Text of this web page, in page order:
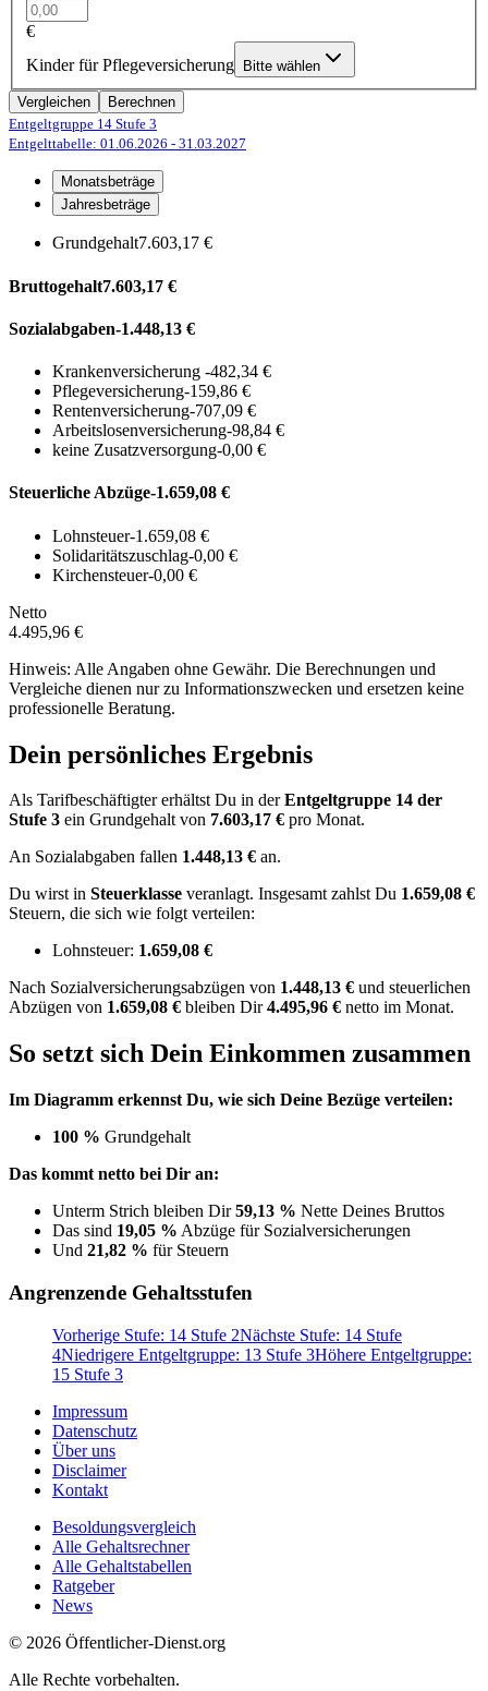
€
Kinder für Pflegeversicherung
Bitte wählen
Vergleichen
Berechnen
Entgeltgruppe 14 Stufe 3
Entgelttabelle: 01.06.2026 - 31.03.2027
Monatsbeträge
Jahresbeträge
Grundgehalt7.603,17 €
Bruttogehalt7.603,17 €
Sozialabgaben-1.448,13 €
Krankenversicherung -482,34 €
Pflegeversicherung-159,86 €
Rentenversicherung-707,09 €
Arbeitslosenversicherung-98,84 €
keine Zusatzversorgung-0,00 €
Steuerliche Abzüge-1.659,08 €
Lohnsteuer-1.659,08 €
Solidaritätszuschlag-0,00 €
Kirchensteuer-0,00 €
Netto
4.495,96 €
Hinweis: Alle Angaben ohne Gewähr. Die Berechnungen und
Vergleiche dienen nur zu Informationszwecken und ersetzen keine
professionelle Beratung.
Dein persönliches Ergebnis
Als Tarifbeschäftigter erhältst Du in derEntgeltgruppe 14 der
Stufe 3 ein Grundgehalt von 7.603,17 € pro Monat.
An Sozialabgaben fallen 1.448,13 € an.
Du wirst in Steuerklasse veranlagt. Insgesamt zahlst Du 1.659,08 €
Steuern, die sich wie folgt verteilen:
Lohnsteuer: 1.659,08 €
Nach Sozialversicherungsabzügen von 1.448,13 € und steuerlichen
Abzügen von 1.659,08 € bleiben Dir4.495,96 € netto im Monat.
So setzt sich Dein Einkommen zusammen
Im Diagramm erkennst Du, wie sich Deine Bezüge verteilen:
100 % Grundgehalt
Das kommt netto bei Dir an:
Unterm Strich bleiben Dir59,13 % Nette Deines Bruttos
Das sind 19,05 % Abzüge für Sozialversicherungen
Und 21,82 % für Steuern
Angrenzende Gehaltsstufen
Vorherige Stufe: 14 Stufe 2Nächste Stufe: 14 Stufe
4Niedrigere Entgeltgruppe: 13 Stufe 3Höhere Entgeltgruppe:
15 Stufe 3
Impressum
Datenschutz
Über uns
Disclaimer
Kontakt
Besoldungsvergleich
Alle Gehaltsrechner
Alle Gehaltstabellen
Ratgeber
News
© 2026 Öffentlicher-Dienst.org
Alle Rechte vorbehalten.